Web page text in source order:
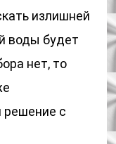
излишней
воды будет
нет, то
решение с